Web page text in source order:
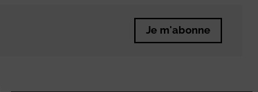
Je m'abonne